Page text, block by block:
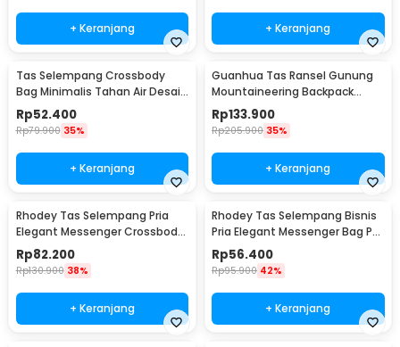
+ Keranjang + Keranjang
Tas Selempang Crossbody
Bag Minimalis Tahan Air Desain
Militer - 0702
Rp52.400
Rp79.900 35%
+ Keranjang
Guanhua Tas Ransel Gunung
Mountaineering Backpack
Outdoor 35 L - GC35
Rp133.900
Rp205.900 35%
+ Keranjang
Rhodey Tas Selempang Pria
Elegant Messenger Crossbody
Sling Bag - 6330
Rp82.200
Rp130.900 38%
+ Keranjang
Rhodey Tas Selempang Bisnis
Pria Elegant Messenger Bag PU
Leather - 9906
Rp56.400
Rp95.900 42%
+ Keranjang